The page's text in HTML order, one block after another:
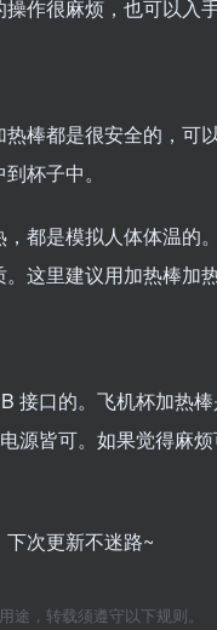
作很麻烦，也可以入
热棒都是很安全的，可
杯子中。
都是模拟人体体温的
这里建议用加热棒加
接口的。飞机杯加热
源皆可。如果觉得麻
次更新不迷路~
，转载须遵守以下规则。